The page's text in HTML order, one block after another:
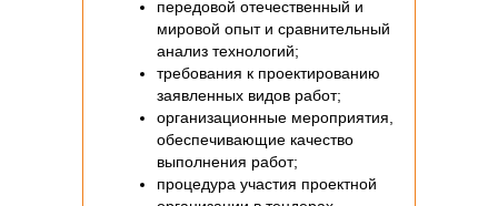
передовой отечественный и
мировой опыт и сравнительный
анализ технологий;
требования к проектированию
заявленных видов работ;
организационные мероприятия,
обеспечивающие качество
выполнения работ;
процедура участия проектной